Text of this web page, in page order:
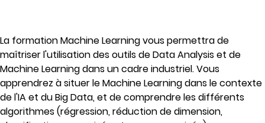
La formation Machine Learning vous permettra de
maîtriser l'utilisation des outils de Data Analysis et de
Machine Learning dans un cadre industriel. Vous
apprendrez à situer le Machine Learning dans le contexte
de l'IA et du Big Data, et de comprendre les différents
algorithmes (régression, réduction de dimension,